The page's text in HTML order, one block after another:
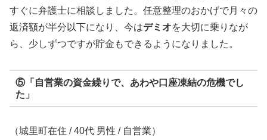
すぐに弁護士に相談しました。任意整理のおかげで月々の
返済額が半分以下になり、今はデミオを大切に乗りなが
ら、少しずつですが貯金もできるようになりました。
⑤「自営業の資金繰りで、あわや口座凍結の危機でし
た」
（城里町在住 / 40代 男性 / 自営業）